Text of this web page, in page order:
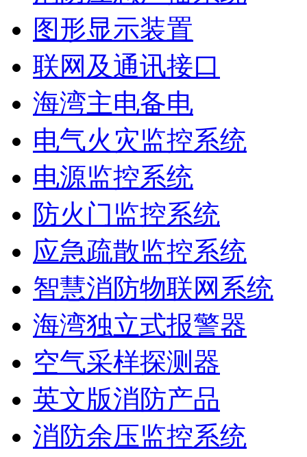
图形显示装置
联网及通讯接口
海湾主电备电
电气火灾监控系统
电源监控系统
防火门监控系统
应急疏散监控系统
智慧消防物联网系统
海湾独立式报警器
空气采样探测器
英文版消防产品
消防余压监控系统